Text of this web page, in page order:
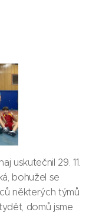
uskutečnil 29. 11.
bohužel se
některých týmů
domů jsme